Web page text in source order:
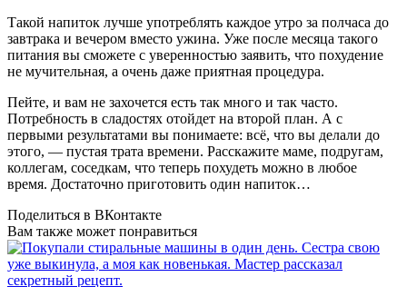
Такой напиток лучше употреблять каждое утро за полчаса до
завтрака и вечером вместо ужина. Уже после месяца такого
питания вы сможете с уверенностью заявить, что похудение
не мучительная, а очень даже приятная процедура.
Пейте, и вам не захочется есть так много и так часто.
Потребность в сладостях отойдет на второй план. А с
первыми результатами вы понимаете: всё, что вы делали до
этого, — пустая трата времени. Расскажите маме, подругам,
коллегам, соседкам, что теперь похудеть можно в любое
время. Достаточно приготовить один напиток…
Поделиться в ВКонтакте
Вам также может понравиться